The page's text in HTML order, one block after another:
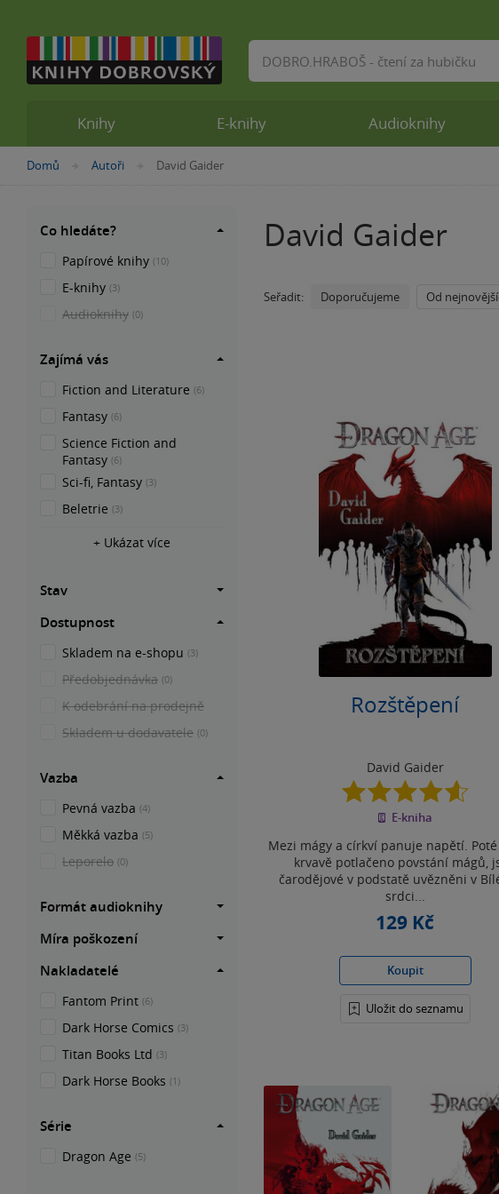
Nacházíte
Domů »Autoři »
David Gaider
David Gaider
Seřadit: Doporučujeme Od
Rozštěpení
David Gaider
4.6
z
5
E-kniha
Mezi mágy a církví panuje napětí.
krvavě potlačeno povstání mágů,
čarodějové v podstatě uvězněni v
srdci...
129 Kč
Koupit
Uložit do seznamu
Co hledáte?
Papírové knihy (10)
E-knihy (3)
Audioknihy (0)
Zajímá vás
Fiction and Literature (6)
Fantasy (6)
Science Fiction and
Fantasy (6)
Sci-fi, Fantasy (3)
Beletrie (3)
+ Ukázat více
Stav
Dostupnost
Skladem na e-shopu (3)
Předobjednávka (0)
K odebrání na prodejně
Skladem u dodavatele (0)
Vazba
Pevná vazba (4)
Měkká vazba (5)
Leporelo (0)
Formát audioknihy
Míra poškození
Nakladatelé
Fantom Print (6)
Dark Horse Comics (3)
Titan Books Ltd (3)
Dark Horse Books (1)
Série
Dragon Age (5)
Knihy E-knihy Audioknihy
Vyhledávání